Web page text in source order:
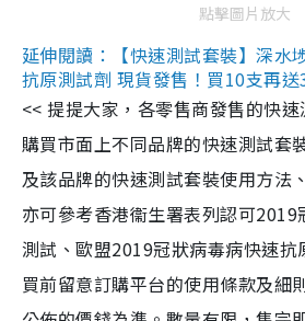
點擊圖片放大
延伸閱讀：【快速測試套裝】深水
抗原測試劑 現貨發售！買10支再
<< 提提大家，各零售商發售的快速
購買市面上不同品牌的快速測試套
及該品牌的快速測試套裝使用方法
亦可參考香港衞生署表列認可
測試、歐盟2019冠狀病毒病快速抗
買前留意訂購平台的使用條款及細